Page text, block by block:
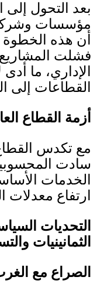
بعد التحول إلى
مؤسسات
أن هذه
فشلت المشاريع
الإداري، ما
القطاعات إلى
أزمة القطاع
مع تكدس
سادت
الخدمات
ارتفاع معدلات
التحديات
الثمانينيات
الصراع مع